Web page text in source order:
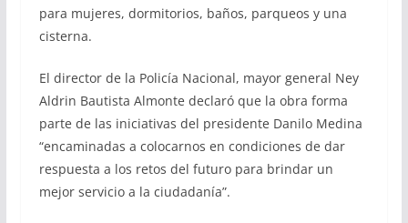
para mujeres, dormitorios, baños, parqueos y una
cisterna.
El director de la Policía Nacional, mayor general Ney
Aldrin Bautista Almonte declaró que la obra forma
parte de las iniciativas del presidente Danilo Medina
“encaminadas a colocarnos en condiciones de dar
respuesta a los retos del futuro para brindar un
mejor servicio a la ciudadanía”.